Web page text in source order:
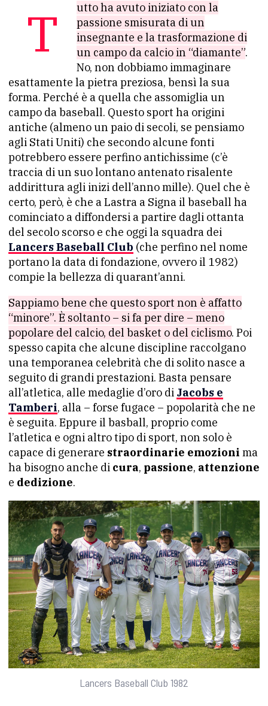
Tutto ha avuto iniziato con la
passione smisurata di un
insegnante e la trasformazione di
un campo da calcio in “diamante”.
No, non dobbiamo immaginare
esattamente la pietra preziosa, bensì la sua
forma. Perché è a quella che assomiglia un
campo da baseball. Questo sport ha origini
antiche (almeno un paio di secoli, se pensiamo
agli Stati Uniti) che secondo alcune fonti
potrebbero essere perfino antichissime (c’è
traccia di un suo lontano antenato risalente
addirittura agli inizi dell’anno mille). Quel che è
certo, però, è che a Lastra a Signa il baseball ha
cominciato a diffondersi a partire dagli ottanta
del secolo scorso e che oggi la squadra dei
Lancers Baseball Club (che perfino nel nome
portano la data di fondazione, ovvero il 1982)
compie la bellezza di quarant’anni.
Sappiamo bene che questo sport non è affatto
“minore”. È soltanto – si fa per dire – meno
popolare del calcio, del basket o del ciclismo. Poi
spesso capita che alcune discipline raccolgano
una temporanea celebrità che di solito nasce a
seguito di grandi prestazioni. Basta pensare
all’atletica, alle medaglie d’oro di Jacobs e
Tamberi, alla – forse fugace – popolarità che ne
è seguita. Eppure il basball, proprio come
l’atletica e ogni altro tipo di sport, non solo è
capace di generare straordinarie emozioni ma
ha bisogno anche di cura, passione, attenzione
e dedizione.
Lancers Baseball Club 1982